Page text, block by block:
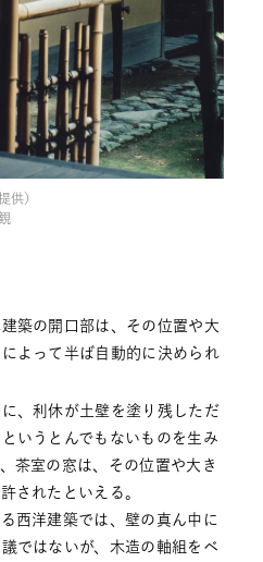
供）
築の開口部は、その位置や大
よって半ば自動的に決められ
、利休が土壁を塗り残しただ
いうとんでもないものを生み
茶室の窓は、その位置や大き
されたといえる。
西洋建築では、壁の真ん中に
ではないが、木造の軸組をベ